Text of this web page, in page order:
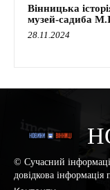
Вінницька
музей-садиба
28.11.2024
© Сучасний
довідкова інформація